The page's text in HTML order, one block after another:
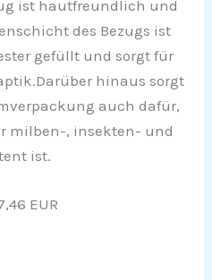
ist hautfreundlich und
des Bezugs ist
gefüllt und sorgt für
hinaus sorgt
auch dafür,
milben-, insekten- und
ist.
EUR